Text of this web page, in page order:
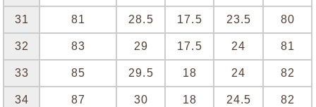
31 81 28.5 17.5 23.5 80
32 83 29 17.5 24 81
33 85 29.5 18 24 82
34 87 30 18 24.5 82